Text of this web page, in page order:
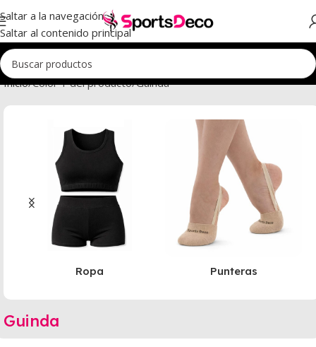
Saltar a la navegación
Saltar al contenido principal
Inicio Color 1 del producto Guinda
Ropa Punteras
Guinda